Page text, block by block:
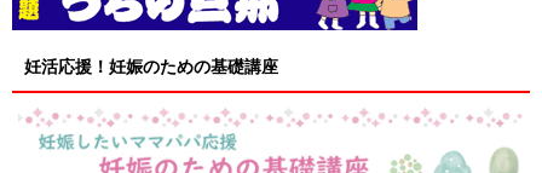
妊活応援！妊娠のための基礎講座